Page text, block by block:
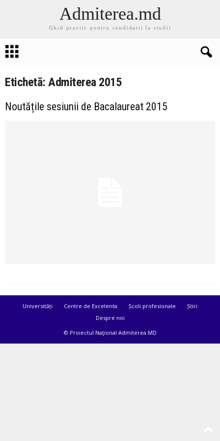
Admiterea.md
Ghid practic pentru candidatii la studii
Etichetă: Admiterea 2015
Noutățile sesiunii de Bacalaureat 2015
Universități Centre de Excelenta Școli profesionale
Știri
Despre noi
© Proiectul Naţional Admiterea.MD